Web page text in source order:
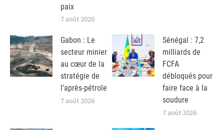
paix
7 août 2026
Gabon : Le
secteur minier
au cœur de la
stratégie de
l’après-pétrole
7 août 2026
Sénégal : 7,2
milliards de
FCFA
débloqués pour
faire face à la
soudure
7 août 2026